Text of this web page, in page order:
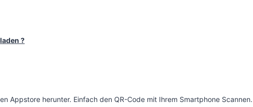
?
Appstore herunter. Einfach den QR-Code mit Ihrem Smartphone